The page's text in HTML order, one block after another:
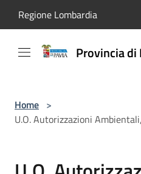
Regione Lombardia
Provincia di
Home >
U.O. Autorizzazioni